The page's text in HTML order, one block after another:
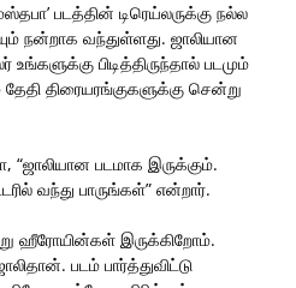
படத்தின் டிரெய்லருக்கு நல்ல
நன்றாக வந்துள்ளது. ஜாலியான
பிடித்திருந்தால் படமும்
தேதி திரையரங்குகளுக்கு சென்று
படமாக இருக்கும்.
வந்து பாருங்கள்” என்றார்.
ஹீரோயின்கள் இருக்கிறோம்.
படம் பார்த்துவிட்டு